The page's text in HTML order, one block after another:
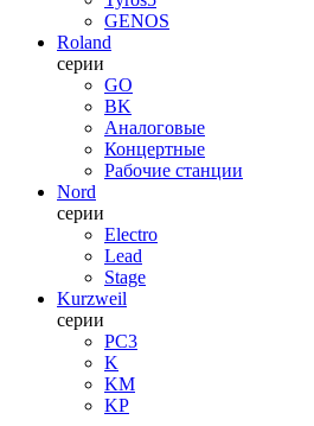
GENOS
Roland
серии
GO
BK
Аналоговые
Концертные
Рабочие станции
Nord
серии
Electro
Lead
Stage
Kurzweil
серии
PC3
K
KM
KP